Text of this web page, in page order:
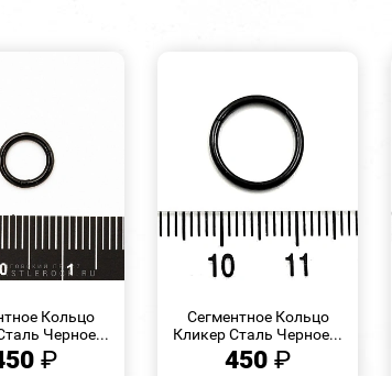
Кольцо
Черное...
₽
Сегментное Кольцо
Кликер Сталь Черное...
450₽